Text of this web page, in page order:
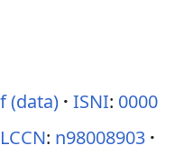
(data) ISNI: 0000
LCCN: n98008903